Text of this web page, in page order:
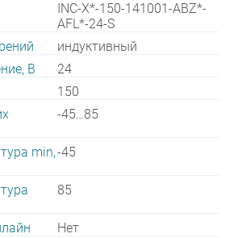
INC-X*-150-141001-ABZ*-
AFL*-24-S
индуктивный
В
24
150
-45…85
min,-45
85
Нет